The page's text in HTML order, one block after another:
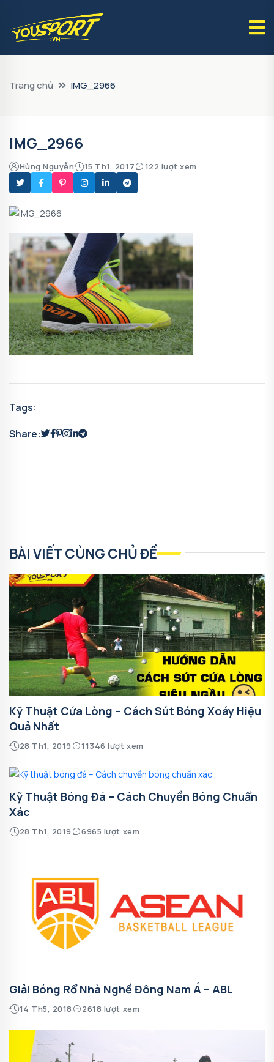
Trang chủ IMG_2966
IMG_2966
Hùng Nguyễn 15 Th1, 2017 122 lượt xem
Tags:
Share:
BÀI VIẾT CÙNG CHỦ ĐỀ
Kỹ Thuật Cứa Lòng – Cách Sút Bóng Xoáy Hiệu
Quả Nhất
28 Th1, 2019 11346 lượt xem
Kỹ Thuật Bóng Đá – Cách Chuyền Bóng Chuẩn
Xác
28 Th1, 2019 6965 lượt xem
Giải Bóng Rổ Nhà Nghề Đông Nam Á – ABL
14 Th5, 2018 2618 lượt xem